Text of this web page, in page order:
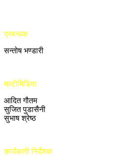
प्रबन्धक
सन्तोष भण्डारी
मल्टीमिडिया
आदित गौतम
सुजित पुडासैनी
सुभाष श्रेष्ठ
कार्यकारी निर्देशक